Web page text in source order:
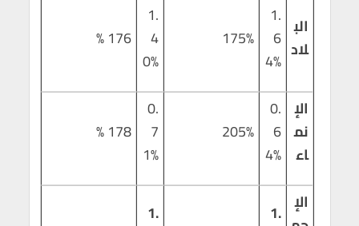
الب
لاد
1.
6
4%
175%
1.
4
0%
176 %
الإ
نم
اء
0.
6
4%
205%
0.
7
1%
178 %
الإ 1.
1.